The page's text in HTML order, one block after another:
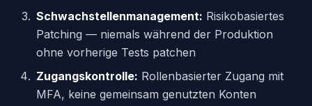
Schwachstellenmanagement: Risikobasiertes
Patching — niemals während der Produktion
ohne vorherige Tests patchen
Zugangskontrolle: Rollenbasierter Zugang mit
MFA, keine gemeinsam genutzten Konten